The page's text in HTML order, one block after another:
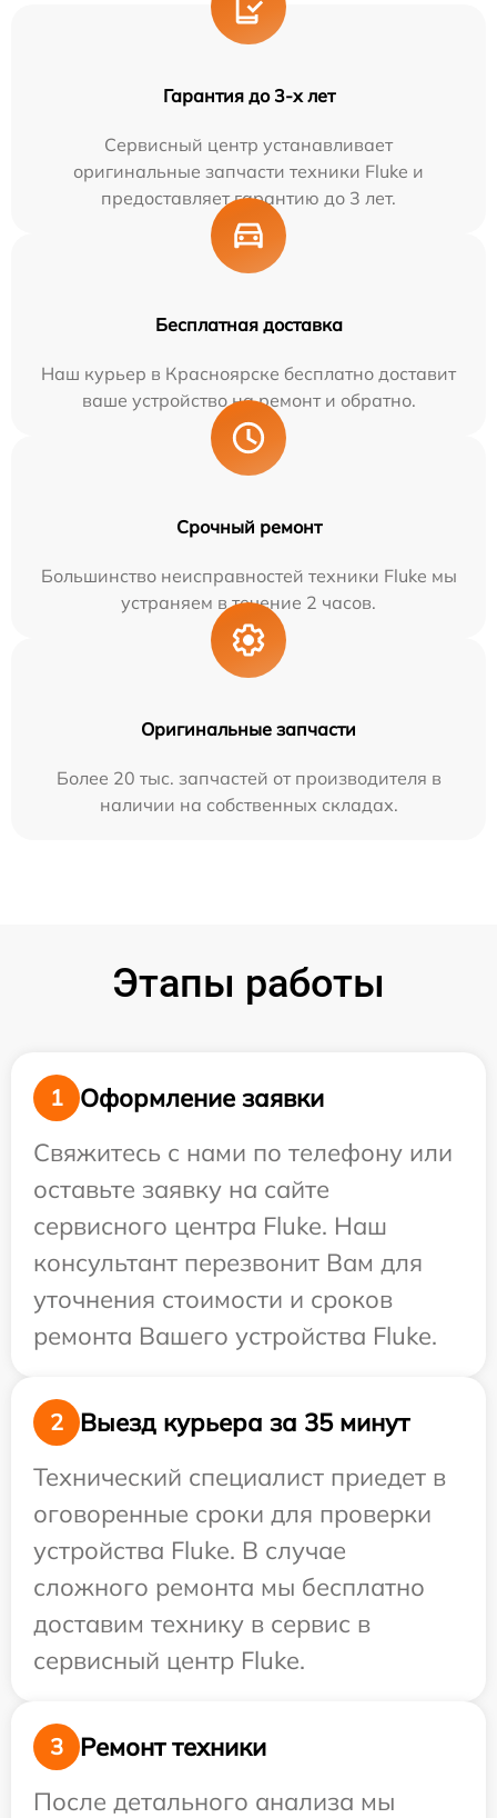
Гарантия до 3-х лет
Сервисный центр устанавливает
оригинальные запчасти техники Fluke и
предоставляет гарантию до 3 лет.
Бесплатная доставка
Наш курьер в Красноярске бесплатно доставит
ваше устройство на ремонт и обратно.
Срочный ремонт
Большинство неисправностей техники Fluke мы
устраняем в течение 2 часов.
Оригинальные запчасти
Более 20 тыс. запчастей от производителя в
наличии на собственных складах.
Этапы работы
1
Оформление заявки
Свяжитесь с нами по телефону или
оставьте заявку на сайте
сервисного центра Fluke. Наш
консультант перезвонит Вам для
уточнения стоимости и сроков
ремонта Вашего устройства Fluke.
2
Выезд курьера за 35 минут
Технический специалист приедет в
оговоренные сроки для проверки
устройства Fluke. В случае
сложного ремонта мы бесплатно
доставим технику в сервис в
сервисный центр Fluke.
3
Ремонт техники
После детального анализа мы